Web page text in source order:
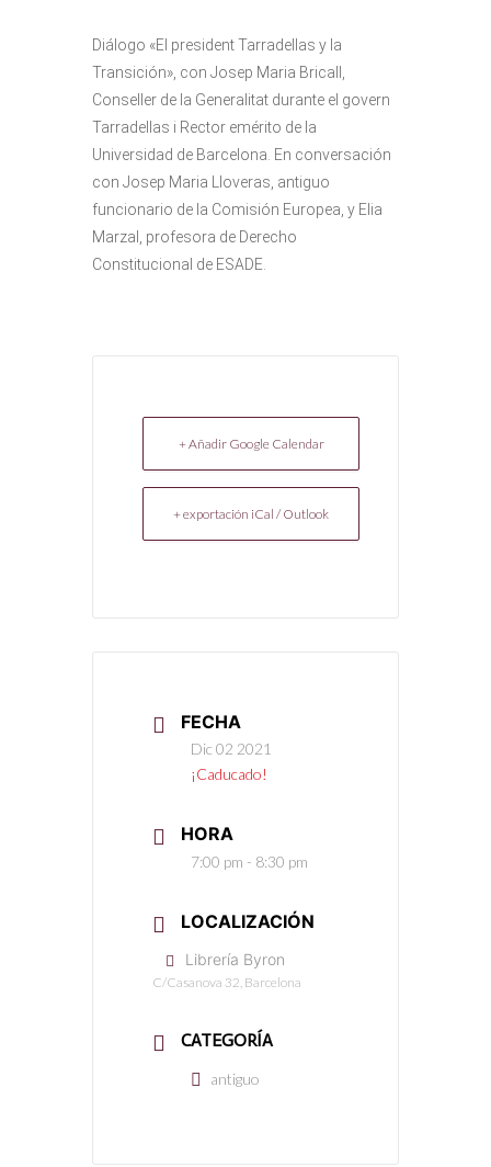
Diálogo «El president Tarradellas y la
Transición», con Josep Maria Bricall,
Conseller de la Generalitat durante el govern
Tarradellas i Rector emérito de la
Universidad de Barcelona. En conversación
con Josep Maria Lloveras, antiguo
funcionario de la Comisión Europea, y Elia
Marzal, profesora de Derecho
Constitucional de ESADE.
+ Añadir Google Calendar
+ exportación iCal / Outlook
FECHA
Dic 02 2021
¡Caducado!
HORA
7:00 pm - 8:30 pm
LOCALIZACIÓN
Librería Byron
C/Casanova 32, Barcelona
CATEGORÍA
antiguo